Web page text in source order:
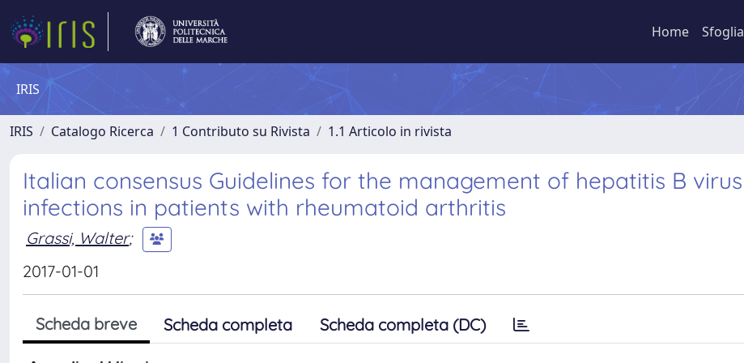
Home Sfoglia
IRIS
IRIS Catalogo Ricerca 1 Contributo su Rivista 1.1 Articolo in rivista
Italian consensus Guidelines for the management of hepatitis B virus
infections in patients with rheumatoid arthritis
Grassi, Walter;
2017-01-01
Scheda breve Scheda completa Scheda completa (DC)